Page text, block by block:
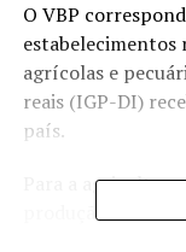
O VBP
estabelecimentos
agrícolas e
reais (IGP-DI)
país.
Para a
produção em